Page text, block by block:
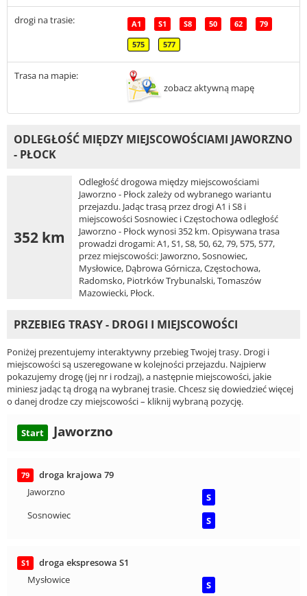
drogi na trasie: A1 S1 S8 50 62 79
575 577
Trasa na mapie:
zobacz aktywną mapę
ODLEGŁOŚĆ MIĘDZY MIEJSCOWOŚCIAMI JAWORZNO
- PŁOCK
352 km
Odległość drogowa między miejscowościami
Jaworzno - Płock zależy od wybranego wariantu
przejazdu. Jadąc trasą przez drogi A1 i S8 i
miejscowości Sosnowiec i Częstochowa odległość
Jaworzno - Płock wynosi 352 km. Opisywana trasa
prowadzi drogami: A1, S1, S8, 50, 62, 79, 575, 577,
przez miejscowości: Jaworzno, Sosnowiec,
Mysłowice, Dąbrowa Górnicza, Częstochowa,
Radomsko, Piotrków Trybunalski, Tomaszów
Mazowiecki, Płock.
PRZEBIEG TRASY - DROGI I MIEJSCOWOŚCI
Poniżej prezentujemy interaktywny przebieg Twojej trasy. Drogi i
miejscowości są uszeregowane w kolejności przejazdu. Najpierw
pokazujemy drogę (jej nr i rodzaj), a następnie miejscowości, jakie
miniesz jadąc tą drogą na wybranej trasie. Chcesz się dowiedzieć więcej
o danej drodze czy miejscowości – kliknij wybraną pozycję.
Start Jaworzno
79
droga krajowa 79
Jaworzno
S
Sosnowiec
S
S1
droga ekspresowa S1
Mysłowice
S